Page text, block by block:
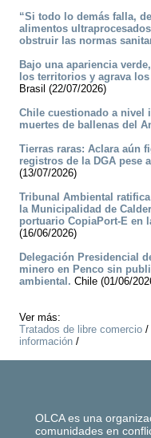
“Si todo lo demás falla,
alimentos
obstruir las normas
Bajo una apariencia
los territorios y agrava
Brasil (22/07/2026)
Chile cuestionado a nivel
muertes de ballenas del
Tierras raras: Aclara aún
registros de la DGA pese
(13/07/2026)
Tribunal Ambiental
la Municipalidad de
portuario CopiaPort-E en
(16/06/2026)
Delegación Presidencial
minero en Penco sin
ambiental. Chile (01/06/
Ver más:
Tratados de libre comercio /
información /
OLCA es una
comunidades en